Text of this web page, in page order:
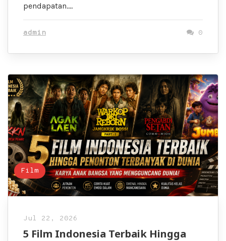
pendapatan….
admin 0
Film
Jul 22, 2026
5 Film Indonesia Terbaik Hingga